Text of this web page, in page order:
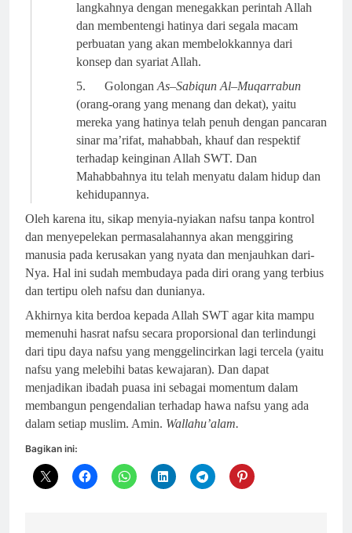
langkahnya dengan menegakkan perintah Allah
dan membentengi hatinya dari segala macam
perbuatan yang akan membelokkannya dari
konsep dan syariat Allah.
5.
Golongan As–Sabiqun Al–Muqarrabun
(orang-orang yang menang dan dekat), yaitu
mereka yang hatinya telah penuh dengan pancaran
sinar ma’rifat, mahabbah, khauf dan respektif
terhadap keinginan Allah SWT. Dan
Mahabbahnya itu telah menyatu dalam hidup dan
kehidupannya.
Oleh karena itu, sikap menyia-nyiakan nafsu tanpa kontrol
dan menyepelekan permasalahannya akan menggiring
manusia pada kerusakan yang nyata dan menjauhkan dari-
Nya. Hal ini sudah membudaya pada diri orang yang terbius
dan tertipu oleh nafsu dan dunianya.
Akhirnya kita berdoa kepada Allah SWT agar kita mampu
memenuhi hasrat nafsu secara proporsional dan terlindungi
dari tipu daya nafsu yang menggelincirkan lagi tercela (yaitu
nafsu yang melebihi batas kewajaran). Dan dapat
menjadikan ibadah puasa ini sebagai momentum dalam
membangun pengendalian terhadap hawa nafsu yang ada
dalam setiap muslim. Amin. Wallahu’alam.
Bagikan ini: